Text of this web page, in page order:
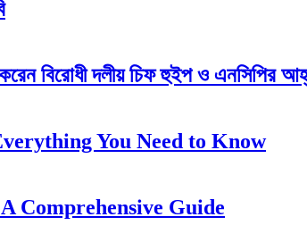
বিরোধী দলীয় চিফ হুইপ ও এনসিপির
You Need to Know
Comprehensive Guide